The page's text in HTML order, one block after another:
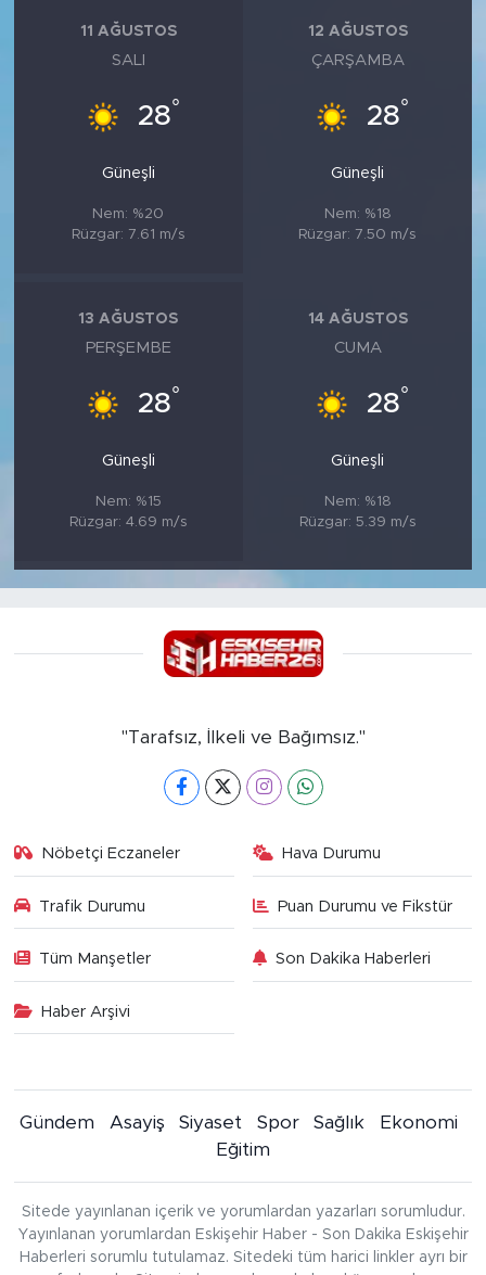
11 AĞUSTOS
SALI
28°
Güneşli
Nem: %20
Rüzgar: 7.61 m/s
12 AĞUSTOS
ÇARŞAMBA
28°
Güneşli
Nem: %18
Rüzgar: 7.50 m/s
13 AĞUSTOS
PERŞEMBE
28°
Güneşli
Nem: %15
Rüzgar: 4.69 m/s
14 AĞUSTOS
CUMA
28°
Güneşli
Nem: %18
Rüzgar: 5.39 m/s
"Tarafsız, İlkeli ve Bağımsız."
Nöbetçi Eczaneler Hava Durumu
Trafik Durumu Puan Durumu ve Fikstür
Tüm Manşetler Son Dakika Haberleri
Haber Arşivi
Gündem Asayiş Siyaset Spor Sağlık
Ekonomi
Eğitim
Sitede yayınlanan içerik ve yorumlardan yazarları sorumludur.
Yayınlanan yorumlardan Eskişehir Haber - Son Dakika Eskişehir
Haberleri sorumlu tutulamaz. Sitedeki tüm harici linkler ayrı bir